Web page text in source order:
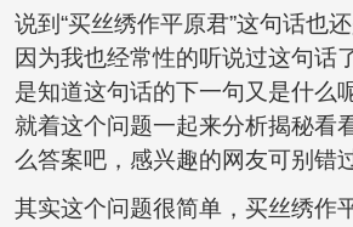
说到“买丝绣作平原君”这句话也
因为我也经常性的听说过这句话
是知道这句话的下一句又是什么
就着这个问题一起来分析揭秘看
么答案吧，感兴趣的网友可别错
其实这个问题很简单，买丝绣作